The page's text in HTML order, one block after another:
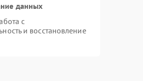
данных
с
и восстановление